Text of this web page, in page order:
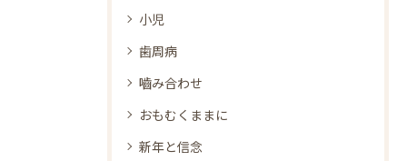
小児
歯周病
嚙み合わせ
おもむくままに
新年と信念